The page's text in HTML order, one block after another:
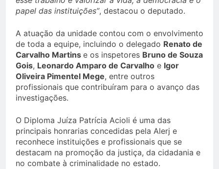
papel das instituições”, destacou o deputado.
A atuação da unidade contou com o envolvimento
de toda a equipe, incluindo o delegado Renato de
Carvalho Martins e os inspetores Bruno de Souza
Gois, Leonardo Amparo de Carvalho e Igor
Oliveira Pimentel Mege, entre outros
profissionais que contribuíram para o avanço das
investigações.
O Diploma Juíza Patrícia Acioli é uma das
principais honrarias concedidas pela Alerj e
reconhece instituições e profissionais que se
destacam na promoção da justiça, da cidadania e
no combate à criminalidade no estado.